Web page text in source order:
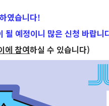
였습니다!
될 예정이니 많은 신청 바랍니
에 참여하실 수 있습니다)